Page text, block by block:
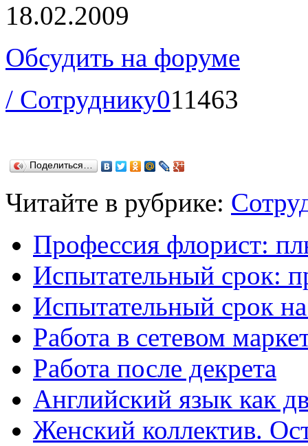
18.02.2009
Обсудить на форуме
/ Сотруднику011463
Поделиться…
Читайте в рубрике:
Профессия флорист:
Испытательный срок:
Испытательный срок
Работа в сетевом
Работа после декрета
Английский язык как
Женский коллектив.